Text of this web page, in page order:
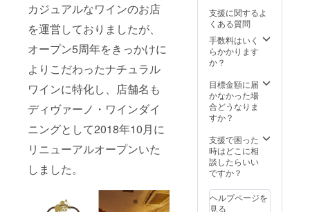
カジュアルなワインのお店
を運営しておりましたが、
オープン5周年をきっかけに
よりこだわったナチュラル
ワインに特化し、店舗名も
ディヴァーノ・ワインダイ
ニングとして2018年10月に
リニューアルオープンいた
しました。
支援に関するよ
くある質問
手数料はいく
らかかります
か？
目標金額に届
かなかった場
合どうなりま
すか？
支援で困った
時はどこに相
談したらいい
ですか？
ヘルプページを
見る